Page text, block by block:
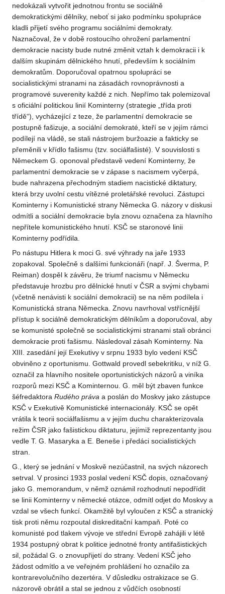
nedokázali vytvořit jednotnou frontu se sociálně
demokratickými dělníky, neboť si jako podmínku spolupráce
kladli přijetí svého programu sociálními demokraty.
Naznačoval, že v době rostoucího ohrožení parlamentní
demokracie nacisty bude nutné změnit vztah k demokracii i k
dalším skupinám dělnického hnutí, především k sociálním
demokratům. Doporučoval opatrnou spolupráci se
socialistickými stranami na zásadách rovnoprávnosti a
programové suverenity každé z nich. Nepřímo tak polemizoval
s oficiální politickou linií Kominterny (strategie „třída proti
třídě“), vycházející z teze, že parlamentní demokracie se
postupně fašizuje, a sociální demokraté, kteří se v jejím rámci
podílejí na vládě, se stali nástrojem buržoazie a fakticky se
přeměnili v křídlo fašismu (tzv. sociálfašisté). V souvislosti s
Německem G. oponoval představě vedení Kominterny, že
parlamentní demokracie se v zápase s nacismem vyčerpá,
bude nahrazena přechodným stadiem nacistické diktatury,
která brzy uvolní cestu vítězné proletářské revoluci. Zástupci
Kominterny i Komunistické strany Německa G. názory v diskusi
odmítli a sociální demokracie byla znovu označena za hlavního
nepřítele komunistického hnutí. KSČ se staronové linii
Kominterny podřídila.
Po nástupu Hitlera k moci G. své výhrady na jaře 1933
zopakoval. Společně s dalšími funkcionáři (např. J. Šverma, P.
Reiman) dospěl k závěru, že triumf nacismu v Německu
představuje hrozbu pro dělnické hnutí v ČSR a svými chybami
(včetně nenávisti k sociální demokracii) se na něm podílela i
Komunistická strana Německa. Znovu navrhoval vstřícnější
přístup k sociálně demokratickým dělníkům a doporučoval, aby
se komunisté společně se socialistickými stranami stali obránci
demokracie proti fašismu. Následoval zásah Kominterny. Na
XIII. zasedání její Exekutivy v srpnu 1933 bylo vedení KSČ
obviněno z oportunismu. Gottwald provedl sebekritiku, v níž G.
označil za hlavního nositele oportunistických názorů a viníka
rozporů mezi KSČ a Kominternou. G. měl být zbaven funkce
šéfredaktora Rudého práva a poslán do Moskvy jako zástupce
KSČ v Exekutivě Komunistické internacionály. KSČ se opět
vrátila k teorii sociálfašismu a v jejím duchu charakterizovala
režim ČSR jako fašistickou diktaturu, jejímiž reprezentanty jsou
vedle T. G. Masaryka a E. Beneše i předáci socialistických
stran.
G., který se jednání v Moskvě nezúčastnil, na svých názorech
setrval. V prosinci 1933 poslal vedení KSČ dopis, označovaný
jako G. memorandum, v němž oznámil rozhodnutí nepodřídit
se linii Kominterny v německé otázce, odmítl odjet do Moskvy a
vzdal se všech funkcí. Okamžitě byl vyloučen z KSČ a stranický
tisk proti němu rozpoutal diskreditační kampaň. Poté co
komunisté pod tlakem vývoje ve střední Evropě zahájili v létě
1934 postupný obrat k politice jednotné fronty antifašistických
sil, požádal G. o znovupřijetí do strany. Vedení KSČ jeho
žádost odmítlo a ve veřejném prohlášení ho označilo za
kontrarevolučního dezertéra. V důsledku ostrakizace se G.
názorově obrátil a stal se jednou z vůdčích osobností